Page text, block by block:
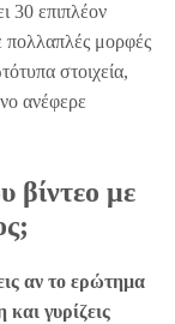
30 επιπλέον
πολλαπλές μορφές
στοιχεία,
ανέφερε
βίντεο με
αν το ερώτημα
γυρίζεις